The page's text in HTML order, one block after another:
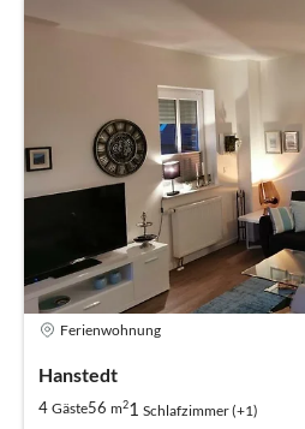
Ferienwohnung
Hanstedt
4 Gäste56 m21 Schlafzimmer (+1)